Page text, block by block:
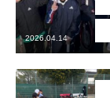
2026.04.14